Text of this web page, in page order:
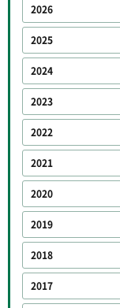
2026
2025
2024
2023
2022
2021
2020
2019
2018
2017